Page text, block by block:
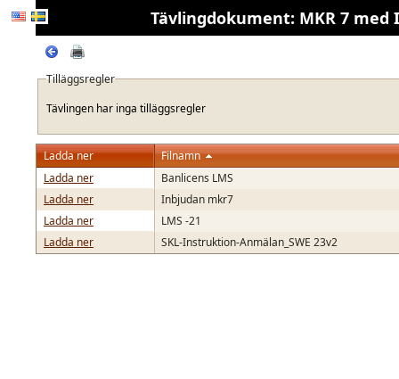
Tävlingdokument: MKR 7 med
Tilläggsregler
Tävlingen har inga tilläggsregler
Ladda ner
Filnamn
Ladda ner
Banlicens LMS
Ladda ner
Inbjudan mkr7
Ladda ner
LMS -21
Ladda ner
SKL-Instruktion-Anmälan_SWE 23v2